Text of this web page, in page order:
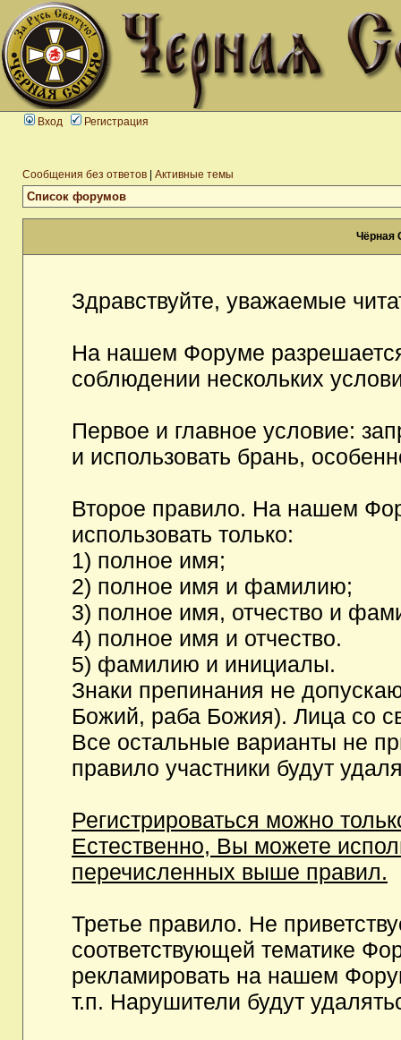
Вход Регистрация
Сообщения без ответов Активные темы
Список форумов
Чёрная
Здравствуйте, уважаемые
На нашем Форуме
соблюдении нескольких
Первое и главное условие:
и использовать брань,
Второе правило. На нашем
использовать только:
1) полное имя;
2) полное имя и фамилию;
3) полное имя, отчество и
4) полное имя и отчество.
5) фамилию и инициалы.
Знаки препинания не
Божий, раба Божия). Лица со
Все остальные варианты не
правило участники будут
Регистрироваться можно
Естественно, Вы можете
перечисленных выше правил.
Третье правило. Не
соответствующей тематике
рекламировать на нашем
т.п. Нарушители будут